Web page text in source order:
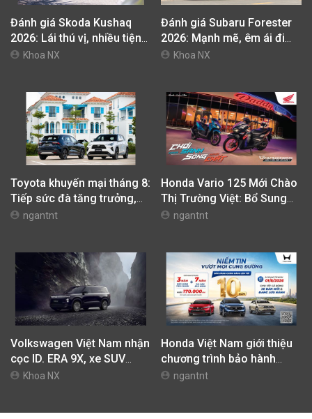
Đánh giá Skoda Kushaq
2026: Lái thú vị, nhiều tiện
nghi, giá cạnh tranh
Khoa NX
Đánh giá Subaru Forester
2026: Mạnh mẽ, êm ái đi
cùng hệ thống ADAS hoàn
Khoa NX
Toyota khuyến mại tháng 8:
Tiếp sức đà tăng trưởng,
tối ưu chi phí mua xe
ngantnt
Honda Vario 125 Mới Chào
Thị Trường Việt: Bổ Sung
Phiên Bản Street, Giá Từ
ngantnt
Volkswagen Việt Nam nhận
cọc ID. ERA 9X, xe SUV
EREV dự kiến giá dưới 3 tỷ
Khoa NX
Honda Việt Nam giới thiệu
chương trình bảo hành
chính hãng lên tới 10 năm
ngantnt